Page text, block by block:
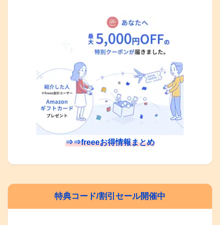
⇒⇒freeeお得情報まとめ
特典コード/割引セール開催中